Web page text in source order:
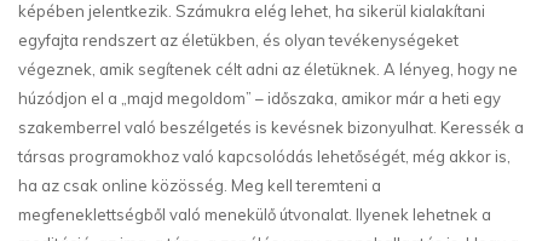
képében jelentkezik. Számukra elég lehet, ha sikerül kialakítani
egyfajta rendszert az életükben, és olyan tevékenységeket
végeznek, amik segítenek célt adni az életüknek. A lényeg, hogy ne
húzódjon el a „majd megoldom” – időszaka, amikor már a heti egy
szakemberrel való beszélgetés is kevésnek bizonyulhat. Keressék a
társas programokhoz való kapcsolódás lehetőségét, még akkor is,
ha az csak online közösség. Meg kell teremteni a
megfeneklettségből való menekülő útvonalat. Ilyenek lehetnek a